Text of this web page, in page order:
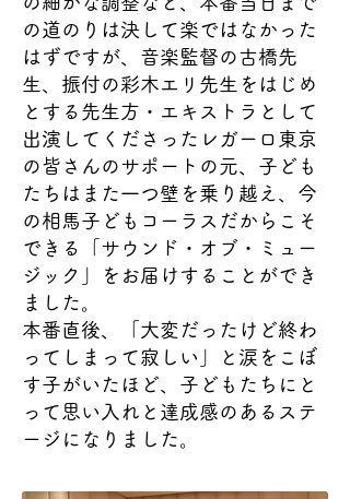
の道のりは決して楽ではなかった
はずですが、音楽監督の古橋先
生、振付の彩木エリ先生をはじめ
とする先生方・エキストラとして
出演してくださったレガーロ東京
の皆さんのサポートの元、子ども
たちはまた一つ壁を乗り越え、今
の相馬子どもコーラスだからこそ
できる「サウンド・オブ・ミュー
ジック」をお届けすることができ
ました。
本番直後、「大変だったけど終わ
ってしまって寂しい」と涙をこぼ
す子がいたほど、子どもたちにと
って思い入れと達成感のあるステ
ージになりました。